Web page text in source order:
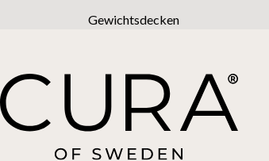
Gewichtsdecken